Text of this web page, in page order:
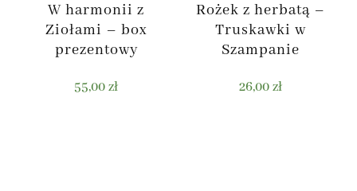
W harmonii z
Ziołami – box
prezentowy
55,00zł
Rożek z herbatą –
Truskawki w
Szampanie
26,00zł